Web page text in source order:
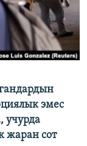
эмес
учурда
жаран сот